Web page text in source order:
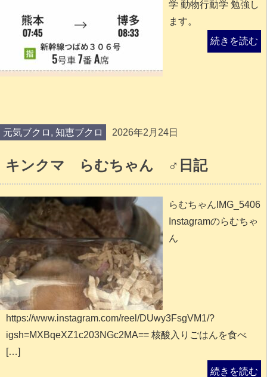
学 動物行動学 勉強し
ます。
続きを読む
元気ブクロ , 知恵ブクロ 2026年2月24日
キンクマ らむちゃん ♂日記
らむちゃんIMG_5406
Instagramのらむちゃ
ん
https://www.instagram.com/reel/DUwy3FsgVM1/?
igsh=MXBqeXZ1c203NGc2MA== 核酸入りごはんを食べ
[…]
続きを読む